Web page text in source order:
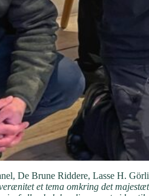
De Brune Riddere, Lasse H.
et tema omkring det